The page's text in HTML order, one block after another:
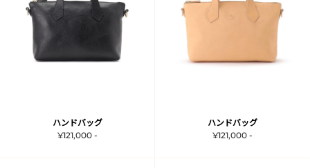
ハンドバッグ
¥121,000 -
ハンドバッグ
¥121,000 -